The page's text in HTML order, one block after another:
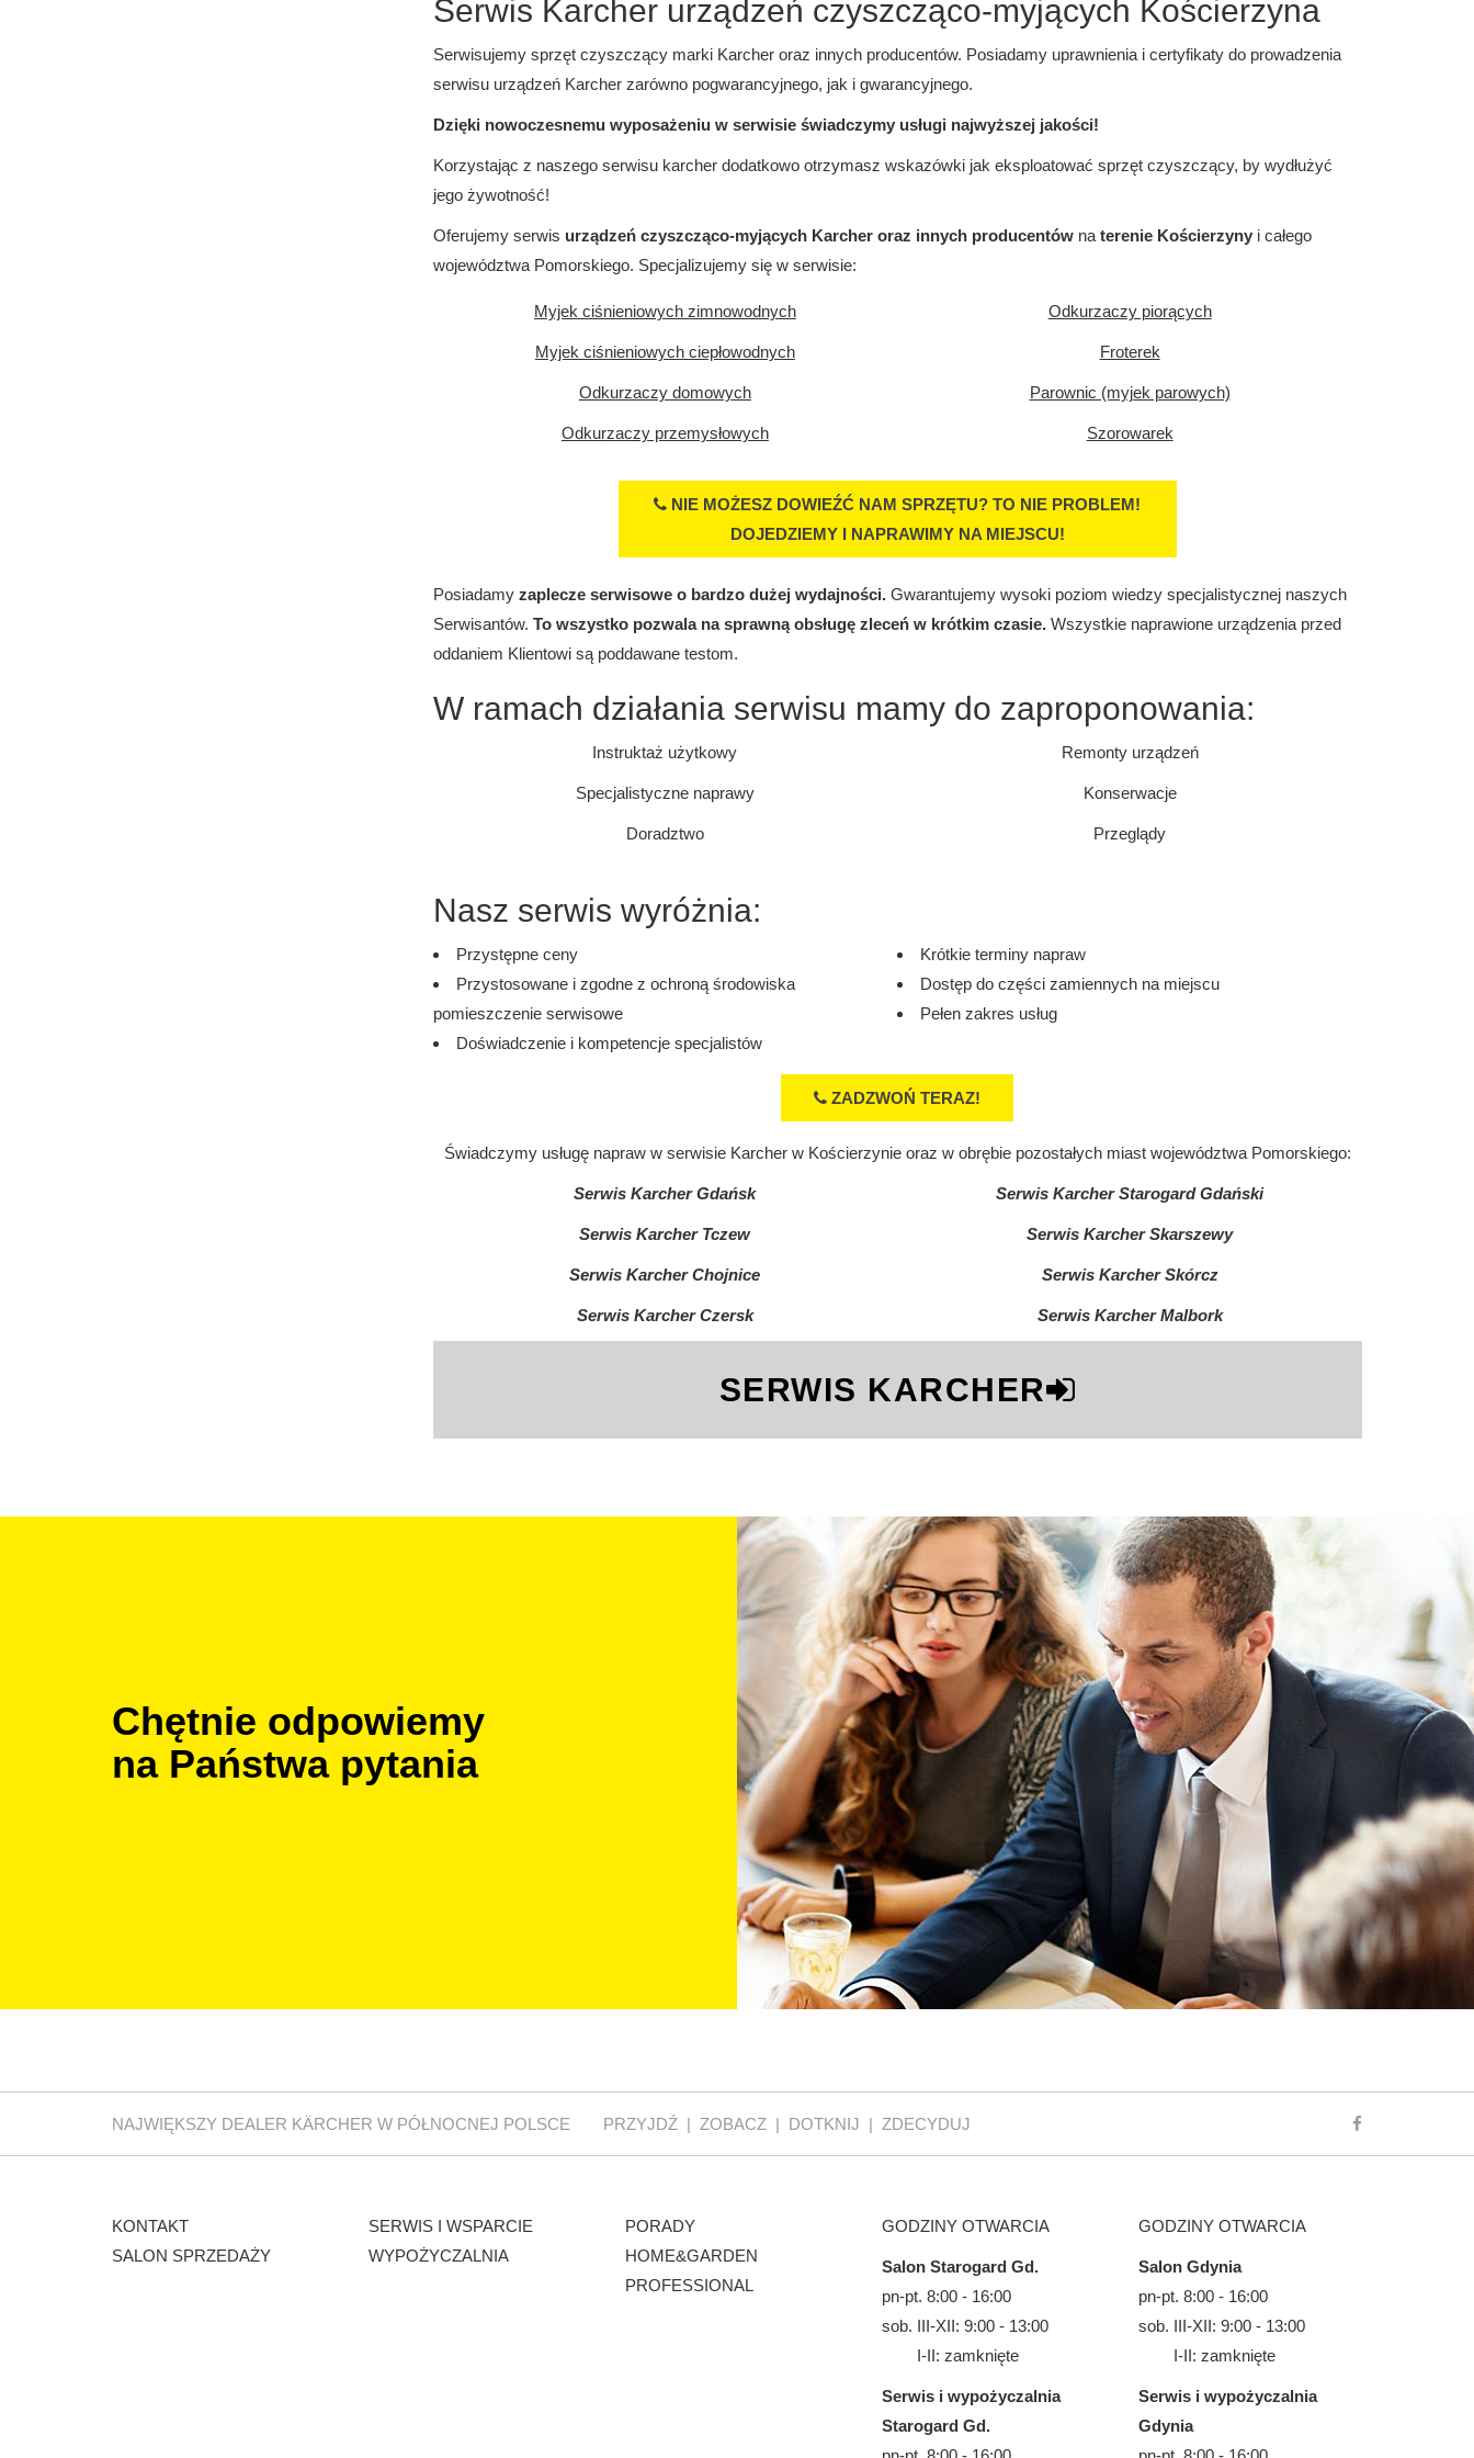
Serwis Karcher urządzeń czyszcząco-myjących Kościerzyna
Serwisujemy sprzęt czyszczący marki Karcher oraz innych producentów. Posiadamy uprawnienia i certyfikaty do prowadzenia
serwisu urządzeń Karcher zarówno pogwarancyjnego, jak i gwarancyjnego.
Dzięki nowoczesnemu wyposażeniu w serwisie świadczymy usługi najwyższej jakości!
Korzystając z naszego serwisu karcher dodatkowo otrzymasz wskazówki jak eksploatować sprzęt czyszczący, by wydłużyć
jego żywotność!
Oferujemy serwis urządzeń czyszcząco-myjących Karcher oraz innych producentówna terenie Kościerzynyi całego
województwa Pomorskiego. Specjalizujemy się w serwisie:
Myjek ciśnieniowych zimnowodnych
Myjek ciśnieniowych ciepłowodnych
Odkurzaczy domowych
Odkurzaczy przemysłowych
Odkurzaczy piorących
Froterek
Parownic (myjek parowych)
Szorowarek
NIE MOŻESZ DOWIEŹĆ NAM SPRZĘTU? TO NIE PROBLEM!
DOJEDZIEMY I NAPRAWIMY NA MIEJSCU!
Posiadamy zaplecze serwisowe o bardzo dużej wydajności.Gwarantujemy wysoki poziom wiedzy specjalistycznej naszych
Serwisantów. To wszystko pozwala na sprawną obsługę zleceń w krótkim czasie.Wszystkie naprawione urządzenia przed
oddaniem Klientowi są poddawane testom.
W ramach działania serwisu mamy do zaproponowania:
Remonty urządzeń
Konserwacje
Przeglądy
Instruktaż użytkowy
Specjalistyczne naprawy
Doradztwo
Nasz serwis wyróżnia:
Krótkie terminy napraw
Dostęp do części zamiennych na miejscu
Pełen zakres usług
Przystępne ceny
Przystosowane i zgodne z ochroną środowiska
pomieszczenie serwisowe
Doświadczenie i kompetencje specjalistów
ZADZWOŃ TERAZ!
Świadczymy usługę napraw w serwisie Karcher w Kościerzynie oraz w obrębie pozostałych miast województwa Pomorskiego:
Serwis Karcher Gdańsk Serwis Karcher Starogard Gdański
Serwis Karcher Tczew Serwis Karcher Skarszewy
Serwis Karcher Chojnice Serwis Karcher Skórcz
Serwis Karcher Czersk Serwis Karcher Malbork
SERWIS KARCHER
Chętnie odpowiemy
na Państwa pytania
NAJWIĘKSZY DEALER KÄRCHER W PÓŁNOCNEJ POLSCE PRZYJDŹ | ZOBACZ | DOTKNIJ | ZDECYDUJ
KONTAKT
SALON SPRZEDAŻY
SERWIS I WSPARCIE
WYPOŻYCZALNIA
PORADY
HOME&GARDEN
PROFESSIONAL
GODZINY OTWARCIA
Salon Starogard Gd.
pn-pt. 8:00 - 16:00
sob. III-XII: 9:00 - 13:00
I-II: zamknięte
Serwis i wypożyczalnia
Starogard Gd.
GODZINY OTWARCIA
Salon Gdynia
pn-pt. 8:00 - 16:00
sob. III-XII: 9:00 - 13:00
I-II: zamknięte
Serwis i wypożyczalnia
Gdynia